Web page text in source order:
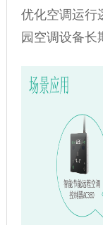
优化空调运行
园空调设备长